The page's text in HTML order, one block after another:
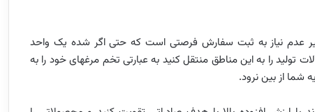
نظیر عدم نیاز به ثبت سفارش فرصتی است که حتی اگر شده یک واحد
را به این مناطق منتقل کنید به عبارتی تخم مرغهای خود را به
از بین نرود.